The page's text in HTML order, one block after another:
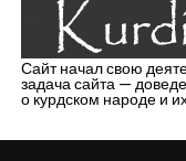
Сайт начал свою
задача сайта —
о курдском народе и